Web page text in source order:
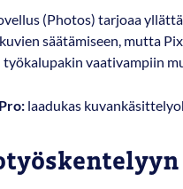
(Photos) tarjoaa
säätämiseen, mutta
vaativampiin
laadukas